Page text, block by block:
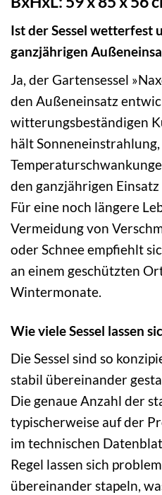
Ist der Sessel wetterfest
ganzjährigen
Ja, der Gartensessel
den Außeneinsatz
witterungsbeständigen
hält Sonneneinstrahlung,
den ganzjährigen
Für eine noch längere
Vermeidung von
oder Schnee empfiehlt
an einem geschützten
Wintermonate.
Wie viele Sessel lassen
Die Sessel sind so
stabil übereinander
Die genaue Anzahl der
typischerweise auf der
im technischen
Regel lassen sich
übereinander stapeln,